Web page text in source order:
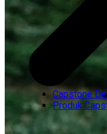
Capstone
Produk